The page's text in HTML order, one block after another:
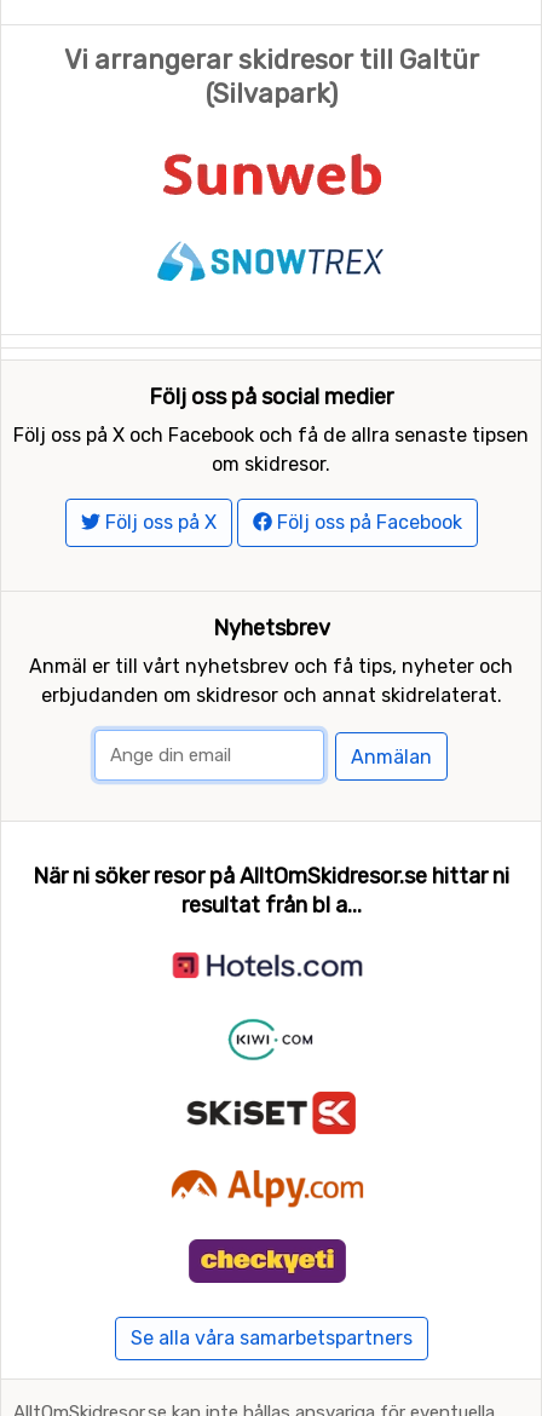
Vi arrangerar skidresor till Galtür
(Silvapark)
Följ oss på social medier
Följ oss på X och Facebook och få de allra senaste tipsen
om skidresor.
Följ oss på X Följ oss på Facebook
Nyhetsbrev
Anmäl er till vårt nyhetsbrev och få tips, nyheter och
erbjudanden om skidresor och annat skidrelaterat.
Anmälan
När ni söker resor på AlltOmSkidresor.se hittar ni
resultat från bl a...
Se alla våra samarbetspartners